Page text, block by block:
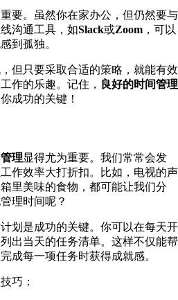
要。虽然你在家办公，但仍然要与
沟通工具，如Slack或Zoom ，可以
到孤独。
但只要采取合适的策略，就能有效
作的乐趣。记住，
良好的时间管理
成功的关键！
理显得尤为重要。我们常常会发
作效率大打折扣。比如，电视的声
里美味的食物，都可能让我们分
理时间呢？
划是成功的关键。你可以在每天开
出当天的任务清单。这样不仅能帮
成每一项任务时获得成就感。
巧：